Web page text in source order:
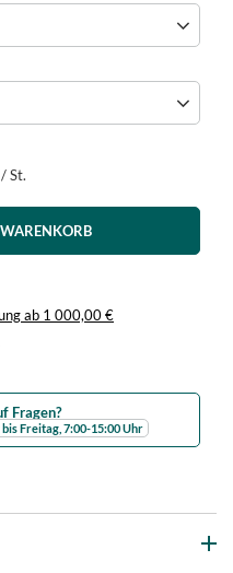
/St.
ab 1 000,00 €
Fragen?
Freitag, 7:00-15:00 Uhr